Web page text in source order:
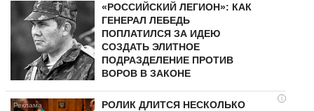
«РОССИЙСКИЙ ЛЕГИОН»: КАК
ГЕНЕРАЛ ЛЕБЕДЬ
ПОПЛАТИЛСЯ ЗА ИДЕЮ
СОЗДАТЬ ЭЛИТНОЕ
ПОДРАЗДЕЛЕНИЕ ПРОТИВ
ВОРОВ В ЗАКОНЕ
i
РОЛИК ДЛИТСЯ НЕСКОЛЬКО